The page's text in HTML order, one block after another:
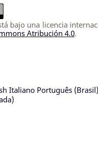
bajo una licencia
Atribución 4.0.
Italiano Português (Brasil)